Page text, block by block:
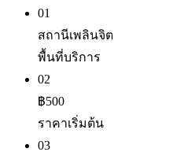
01
สถานีเพลินจิต
พื้นที่บริการ
02
฿500
ราคาเริ่มต้น
03